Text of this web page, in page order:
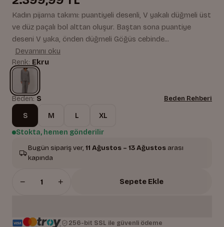
Kadın pijama takımı: puantiyeli desenli, V yakalı düğmeli üst
ve düz paçalı bol alttan oluşur. Baştan sona puantiye
deseni V yaka, önden düğmeli Göğüs cebinde...
Devamını oku
Renk: Ekru
Beden: S Beden Rehberi
S M L
XL
Stokta, hemen gönderilir
Bugün sipariş ver, 11 Ağustos – 13 Ağustos arası
kapında
− + Sepete Ekle
256-bit SSL ile güvenli ödeme